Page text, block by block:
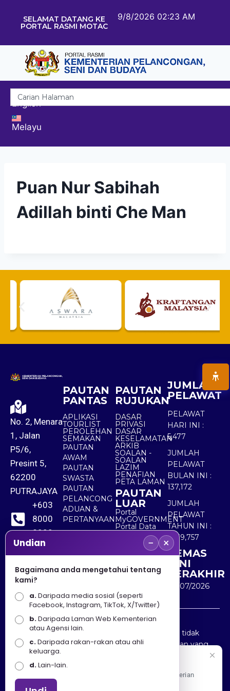
SELAMAT DATANG KE
PORTAL RASMI MOTAC
9/8/2026 02:23 AM
English
Melayu
Puan Nur Sabihah
Adillah binti Che Man
No. 2, Menara
1, Jalan
P5/6,
Presint 5,
62200
PUTRAJAYA
+603
8000
8000
+603
8891
7100
PAUTAN
PANTAS
APLIKASI
TOURLIST
PEROLEHAN
SEMAKAN
PAUTAN
AWAM
PAUTAN
SWASTA
PAUTAN
PELANCONG
ADUAN &
PERTANYAAN
PAUTAN
RUJUKAN
DASAR
PRIVASI
DASAR
KESELAMATAN
ARKIB
SOALAN -
SOALAN
LAZIM
PENAFIAN
PETA LAMAN
PAUTAN
LUAR
Portal
MyGOVERNMENT
Portal Data
Terbuka
Sektor Awam
JUMLAH
PELAWAT
PELAWAT
HARI INI :
5,477
JUMLAH
PELAWAT
BULAN INI :
137,172
JUMLAH
PELAWAT
TAHUN INI :
5,539,757
KEMAS
KINI
TERAKHIR
30/07/2026
Penafian : Kerajaan Malaysia dan Kementerian
Pelancongan Seni dan Budaya (MOTAC) adalah tidak
bertanggungjawab atas kehilangan atau kerugian yang
disebabkan oleh penggunaan mana-mana maklumat
yang diperolehi dari portal ini.
Undian − ×
Bagaimana anda mengetahui tentang
kami?
a.Daripada media sosial (seperti
Facebook, Instagram, TikTok, X/Twitter)
b.Daripada Laman Web Kementerian
atau Agensi lain.
c.Daripada rakan-rakan atau ahli
keluarga.
d.Lain-lain.
Apa Khabar! Selamat datang ke Portal Rasmi Kementerian
Pelancongan, Seni dan Budaya